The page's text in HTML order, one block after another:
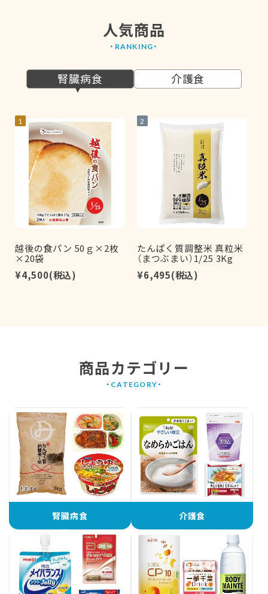
人気商品
腎臓病食 介護食
1
越後の食パン 50ｇ×2枚
×20袋
¥4,500(税込)
2
たんぱく質調整米 真粒米
（まつぶまい）1/25 3Kg
¥6,495(税込)
商品カテゴリー
腎臓病食 介護食